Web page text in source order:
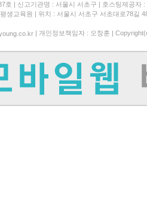
호
신고기관명 : 서울시 서초구
호스팅제공자
생교육원 | 위치 : 서울시 서초구 서초대로78길
| 개인정보책임자 : 오창훈 |